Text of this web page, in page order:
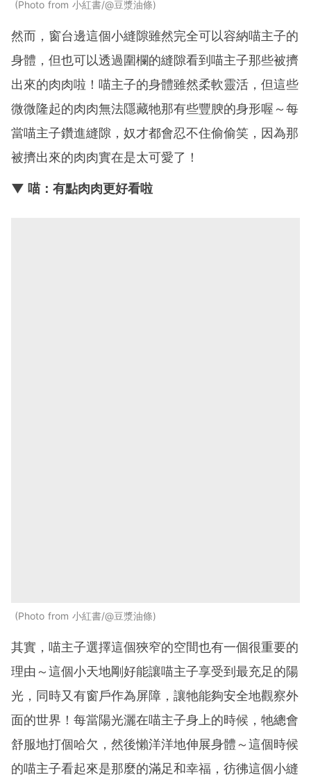
Photo from 小紅書/@豆漿油條
然而，窗台邊這個小縫隙雖然完全可以容納喵主子的
身體，但也可以透過圍欄的縫隙看到喵主子那些被擠
出來的肉肉啦！喵主子的身體雖然柔軟靈活，但這些
微微隆起的肉肉無法隱藏牠那有些豐腴的身形喔～每
當喵主子鑽進縫隙，奴才都會忍不住偷偷笑，因為那
被擠出來的肉肉實在是太可愛了！
▼ 喵：有點肉肉更好看啦
Photo from 小紅書/@豆漿油條
其實，喵主子選擇這個狹窄的空間也有一個很重要的
理由～這個小天地剛好能讓喵主子享受到最充足的陽
光，同時又有窗戶作為屏障，讓牠能夠安全地觀察外
面的世界！每當陽光灑在喵主子身上的時候，牠總會
舒服地打個哈欠，然後懶洋洋地伸展身體～這個時候
的喵主子看起來是那麼的滿足和幸福，彷彿這個小縫